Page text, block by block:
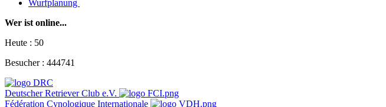
Wurfplanung
Wer ist online...
Heute : 50
Besucher : 444741
Deutscher Retriever Club e.V.
Fédération Cynologique Internationale